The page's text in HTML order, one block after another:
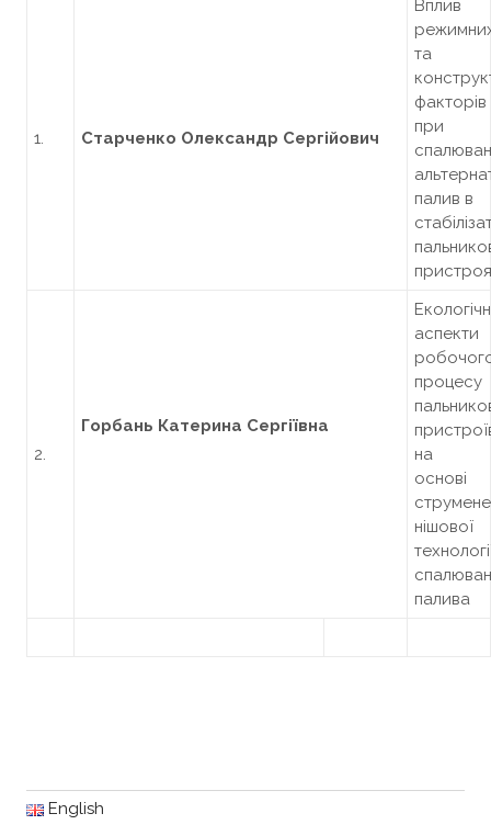
1. Старченко Олександр Сергійович
Вплив
та
факторів
при
палив в
2.
Горбань Катерина Сергіївна
аспекти
процесу
на
основі
нішової
палива
English